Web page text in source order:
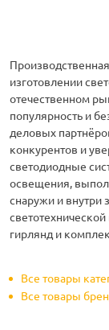
изготовлении
отечественном
популярность и
деловых
конкурентов и
светодиодные
освещения,
снаружи и внутри
гирлянд и
Все товары
Все товары